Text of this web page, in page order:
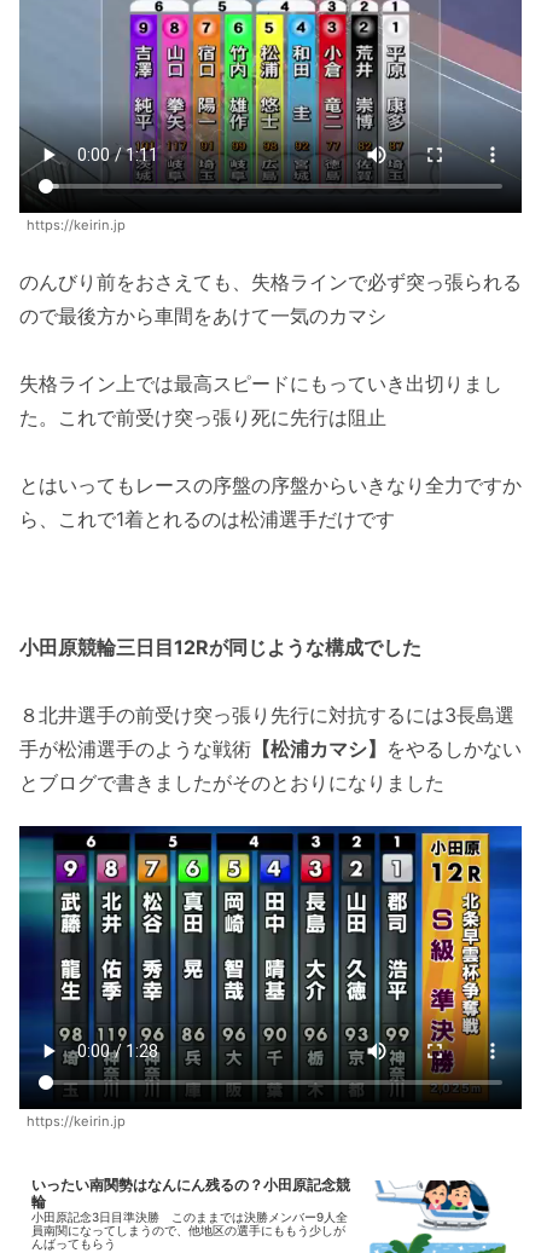
https://keirin.jp
のんびり前をおさえても、失格ラインで必ず突っ張られる
ので最後方から車間をあけて一気のカマシ
失格ライン上では最高スピードにもっていき出切りまし
た。これで前受け突っ張り死に先行は阻止
とはいってもレースの序盤の序盤からいきなり全力ですか
ら、これで1着とれるのは松浦選手だけです
小田原競輪三日目12Rが同じような構成でした
８北井選手の前受け突っ張り先行に対抗するには3長島選
手が松浦選手のような戦術 【松浦カマシ】 をやるしかない
とブログで書きましたがそのとおりになりました
https://keirin.jp
いったい南関勢はなんにん残るの？小田原記念競
輪
小田原記念3日目準決勝 このままでは決勝メンバー9人全
員南関になってしまうので、他地区の選手にももう少しが
んばってもらう